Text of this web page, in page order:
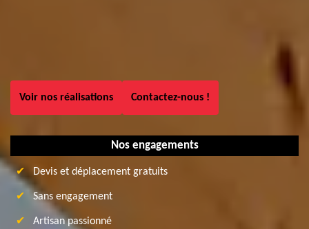
Voir nos réalisations Contactez-nous !
Nos engagements
Devis et déplacement gratuits
Sans engagement
Artisan passionné